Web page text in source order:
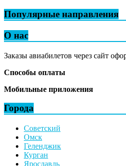
Популярные направления
О нас
Заказы авиабилетов через сайт
Способы оплаты
Мобильные приложения
Города
Советский
Омск
Геленджик
Курган
Ярославль